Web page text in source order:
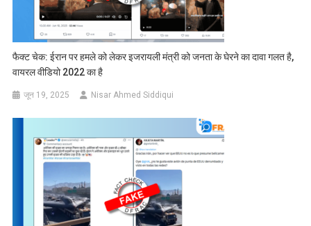
फैक्ट चेक: ईरान पर हमले को लेकर इजरायली मंत्री को जनता के घेरने का दावा गलत है,
वायरल वीडियो 2022 का है
जून 19, 2025 Nisar Ahmed Siddiqui